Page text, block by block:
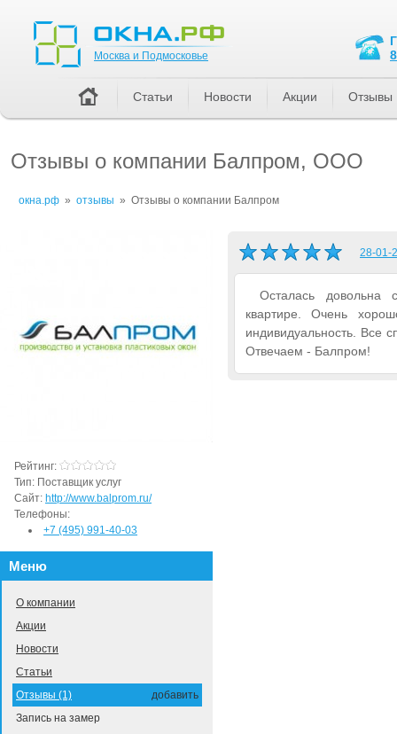
Отзывы о компании Балпром, ООО
окна.рф » отзывы » Отзывы о компании Балпром
28-01-
Осталась довольна
квартире. Очень
индивидуальность. Все
Отвечаем - Балпром!
Рейтинг:
Тип: Поставщик услуг
Сайт: http://www.balprom.ru/
Телефоны:
+7 (495) 991-40-03
Меню
О компании
Акции
Новости
Статьи
добавить
Отзывы (1)
Запись на замер
Москва и Подмосковье
Статьи Новости Акции Отзывы